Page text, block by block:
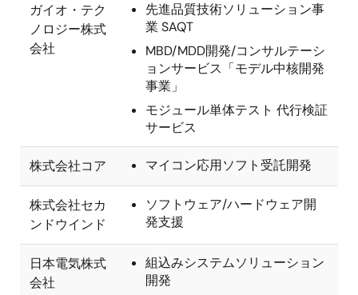
ガイオ・テク
ノロジー株式
会社
先進品質技術ソリューション事
業 SAQT
MBD/MDD開発/コンサルテーシ
ョンサービス「モデル中核開発
事業」
モジュール単体テスト 代行検証
サービス
株式会社コア マイコン応用ソフト受託開発
株式会社セカ
ンドウインド
ソフトウェア/ハードウェア開
発支援
日本電気株式
会社
組込みシステムソリューション
開発